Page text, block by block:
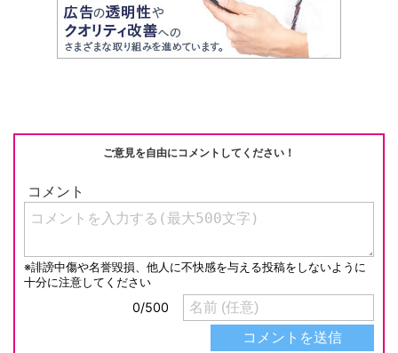
at
e
b
k
n
a
Li
ご意見を自由にコメントしてください！